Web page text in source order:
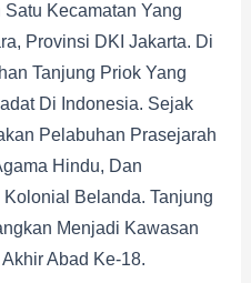
Kecamatan Yang
Provinsi DKI Jakarta. Di
Tanjung Priok Yang
Di Indonesia. Sejak
Pelabuhan Prasejarah
Hindu, Dan
Belanda. Tanjung
Menjadi Kawasan
Abad Ke-18.